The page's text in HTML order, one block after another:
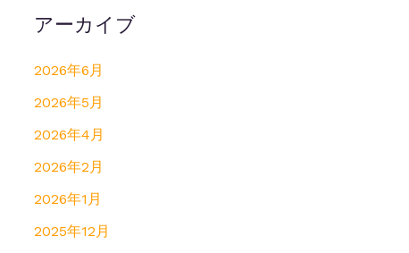
アーカイブ
2026年6月
2026年5月
2026年4月
2026年2月
2026年1月
2025年12月